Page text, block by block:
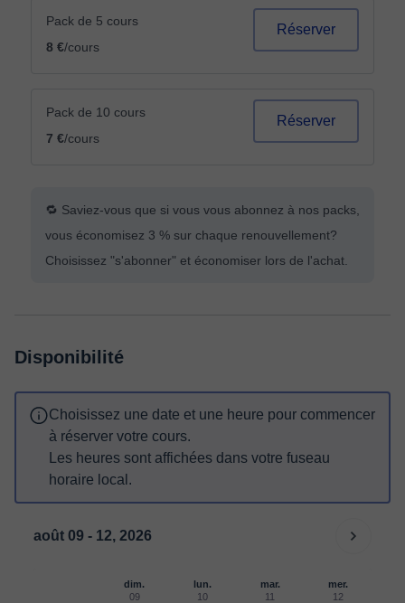
Pack de 5 cours
8 €/cours
Réserver
Pack de 10 cours
7 €/cours
Réserver
🔁 Saviez-vous que si vous vous abonnez à nos packs,
vous économisez 3 % sur chaque renouvellement?
Choisissez "s'abonner" et économiser lors de l'achat.
Disponibilité
Choisissez une date et une heure pour commencer
à réserver votre cours.
Les heures sont affichées dans votre fuseau
horaire local.
août 09 - 12, 2026
dim.
09
lun.
10
mar.
11
mer.
12